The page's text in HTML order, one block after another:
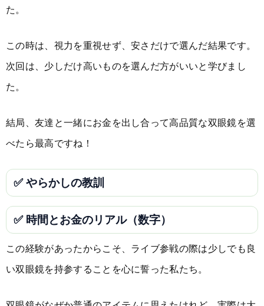
た。
この時は、視力を重視せず、安さだけで選んだ結果です。
次回は、少しだけ高いものを選んだ方がいいと学びまし
た。
結局、友達と一緒にお金を出し合って高品質な双眼鏡を選
べたら最高ですね！
✅ やらかしの教訓
✅ 時間とお金のリアル（数字）
この経験があったからこそ、ライブ参戦の際は少しでも良
い双眼鏡を持参することを心に誓った私たち。